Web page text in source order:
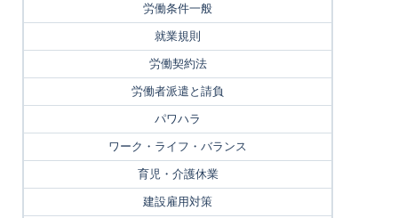
労働条件一般
就業規則
労働契約法
労働者派遣と請負
パワハラ
ワーク・ライフ・バランス
育児・介護休業
建設雇用対策